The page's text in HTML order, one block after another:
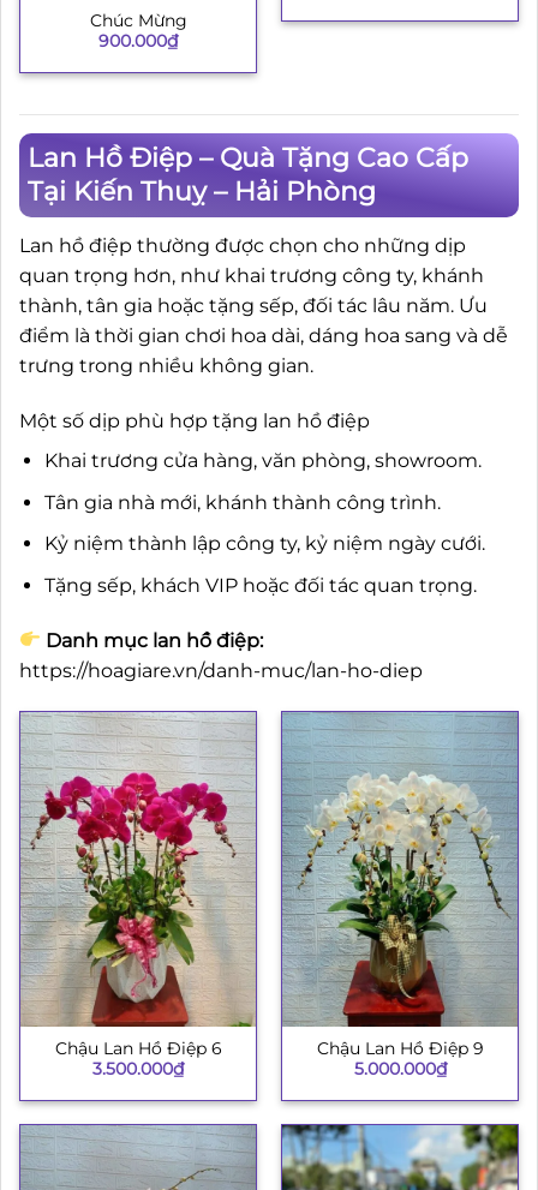
Chúc Mừng
900.000₫
Lan Hồ Điệp – Quà Tặng Cao Cấp
Tại Kiến Thuỵ – Hải Phòng
Lan hồ điệp thường được chọn cho những dịp
quan trọng hơn, như khai trương công ty, khánh
thành, tân gia hoặc tặng sếp, đối tác lâu năm. Ưu
điểm là thời gian chơi hoa dài, dáng hoa sang và dễ
trưng trong nhiều không gian.
Một số dịp phù hợp tặng lan hồ điệp
Khai trương cửa hàng, văn phòng, showroom.
Tân gia nhà mới, khánh thành công trình.
Kỷ niệm thành lập công ty, kỷ niệm ngày cưới.
Tặng sếp, khách VIP hoặc đối tác quan trọng.
Danh mục lan hồ điệp:
https://hoagiare.vn/danh-muc/lan-ho-diep
Chậu Lan Hồ Điệp 6
3.500.000₫
Chậu Lan Hồ Điệp 9
5.000.000₫